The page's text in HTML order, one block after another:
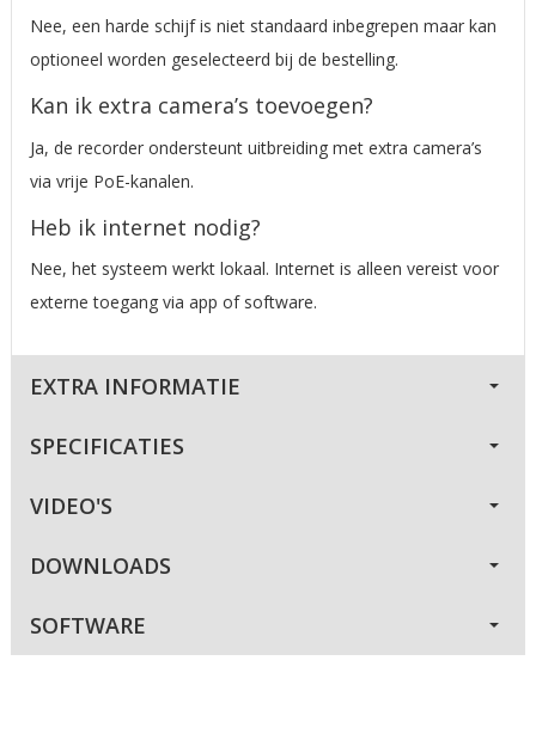
Nee, een harde schijf is niet standaard inbegrepen maar kan
optioneel worden geselecteerd bij de bestelling.
Kan ik extra camera’s toevoegen?
Ja, de recorder ondersteunt uitbreiding met extra camera’s
via vrije PoE-kanalen.
Heb ik internet nodig?
Nee, het systeem werkt lokaal. Internet is alleen vereist voor
externe toegang via app of software.
EXTRA INFORMATIE
SPECIFICATIES
VIDEO'S
DOWNLOADS
SOFTWARE